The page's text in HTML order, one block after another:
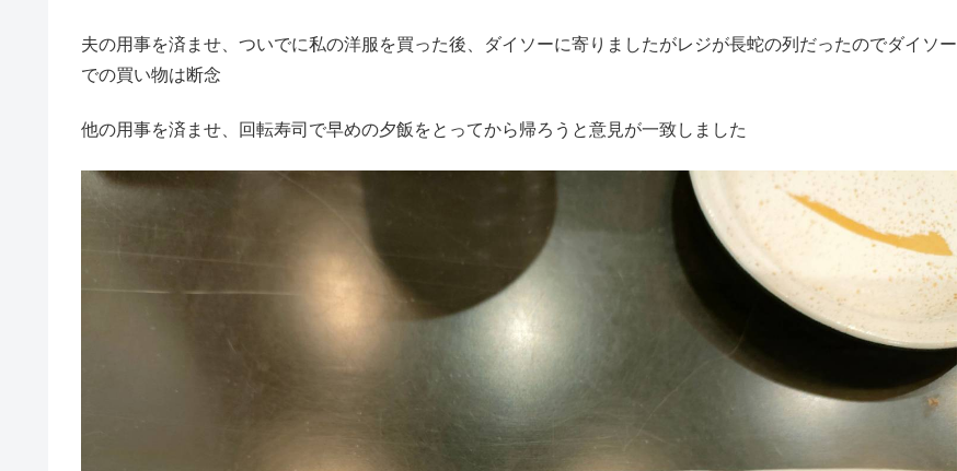
夫の用事を済ませ、ついでに私の洋服を買った後、ダイソーに寄りましたがレジが長蛇の列だったのでダイソー
での買い物は断念
他の用事を済ませ、回転寿司で早めの夕飯をとってから帰ろうと意見が一致しました